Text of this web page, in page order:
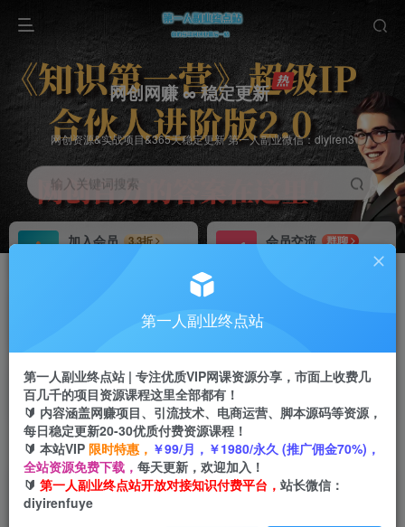
网创网赚 ∞ 稳定更新
网创资源&实战项目&365天稳定更新 第一人副业微信：diyiren3
输入关键词搜索
加入会员
3.3折
会员交流
群聊
推广返佣高达70%
首页 创业课程 会员免费 正文
全网最全最好用的即梦豆包AI指令，开启你的AI绘
画创作之旅
第一人副业终点站
第一人副业终点站 | 专注优质VIP网课资源分享，市面上收费几
百几千的项目资源课程这里全部都有！
🔰 内容涵盖网赚项目、引流技术、电商运营、脚本源码等资源，
每日稳定更新20-30优质付费资源课程！
🔰 本站VIP 限时特惠， ￥99/月，￥1980/永久 (推广佣金70%)，
全站资源免费下载， 每天更新，欢迎加入！
🔰 第一人副业终点站开放对接知识付费平台， 站长微信：
diyirenfuye